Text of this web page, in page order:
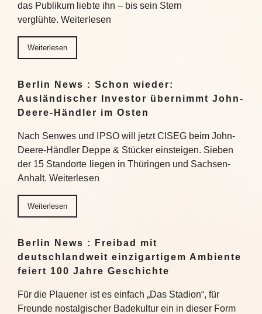
das Publikum liebte ihn – bis sein Stern
verglühte. Weiterlesen
Weiterlesen
Berlin News : Schon wieder:
Ausländischer Investor übernimmt John-
Deere-Händler im Osten
Nach Senwes und IPSO will jetzt CISEG beim John-
Deere-Händler Deppe & Stücker einsteigen. Sieben
der 15 Standorte liegen in Thüringen und Sachsen-
Anhalt. Weiterlesen
Weiterlesen
Berlin News : Freibad mit
deutschlandweit einzigartigem Ambiente
feiert 100 Jahre Geschichte
Für die Plauener ist es einfach „Das Stadion“, für
Freunde nostalgischer Badekultur ein in dieser Form